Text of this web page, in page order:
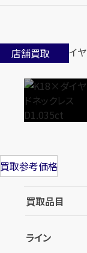
店舗買取
買取参考価格
買取品目
ライン